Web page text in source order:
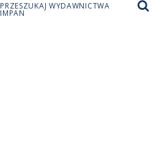
PRZESZUKAJ WYDAWNICTWA
IMPAN